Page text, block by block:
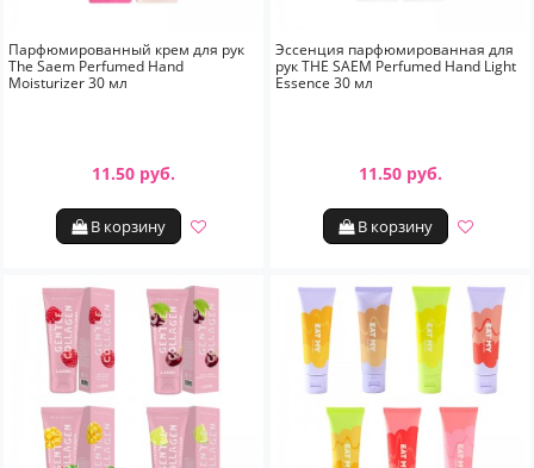
Парфюмированный крем для рук
The Saem Perfumed Hand
Moisturizer 30 мл
11.50 руб.
В корзину
Эссенция парфюмированная для
рук THE SAEM Perfumed Hand Light
Essence 30 мл
11.50 руб.
В корзину